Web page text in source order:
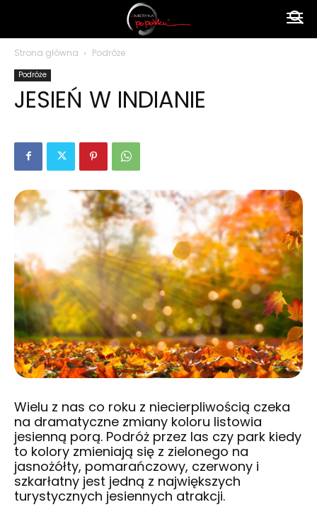
polsku
Strona główna Podróże
Podróże
JESIEŃ W INDIANIE
Wielu z nas co roku z niecierpliwością czeka
na dramatyczne zmiany koloru listowia
jesienną porą. Podróż przez las czy park kiedy
to kolory zmieniają się z zielonego na
jasnożółty, pomarańczowy, czerwony i
szkarłatny jest jedną z największych
turystycznych jesiennych atrakcji.